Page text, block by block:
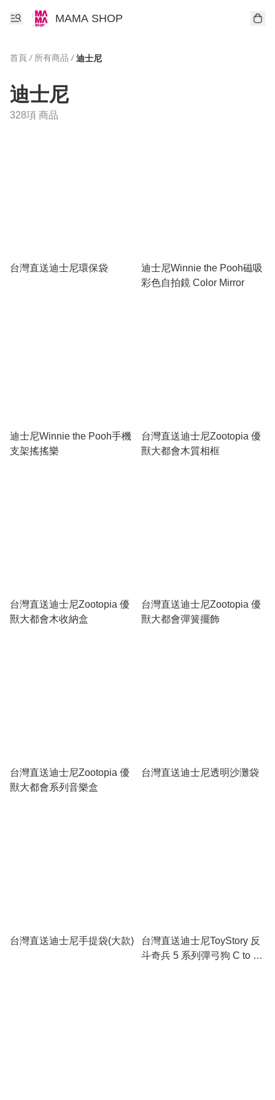
MAMA SHOP
首頁 / 所有商品 / 迪士尼
迪士尼
328項 商品
台灣直送迪士尼環保袋
迪士尼Winnie the Pooh磁吸
彩色自拍鏡 Color Mirror
迪士尼Winnie the Pooh手機
支架搖搖樂
台灣直送迪士尼Zootopia 優
獸大都會木質相框
台灣直送迪士尼Zootopia 優
獸大都會木收納盒
台灣直送迪士尼Zootopia 優
獸大都會彈簧擺飾
台灣直送迪士尼Zootopia 優
獸大都會系列音樂盒
台灣直送迪士尼透明沙灘袋
台灣直送迪士尼手提袋(大款)
台灣直送迪士尼ToyStory 反
斗奇兵 5 系列彈弓狗 C to C